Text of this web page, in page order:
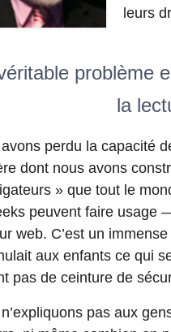
leurs
problème
la
perdu la capacité
dont nous avons
» que tout le
peuvent faire usage
web. C’est un
aux enfants ce qui
pas de ceinture de
pas aux